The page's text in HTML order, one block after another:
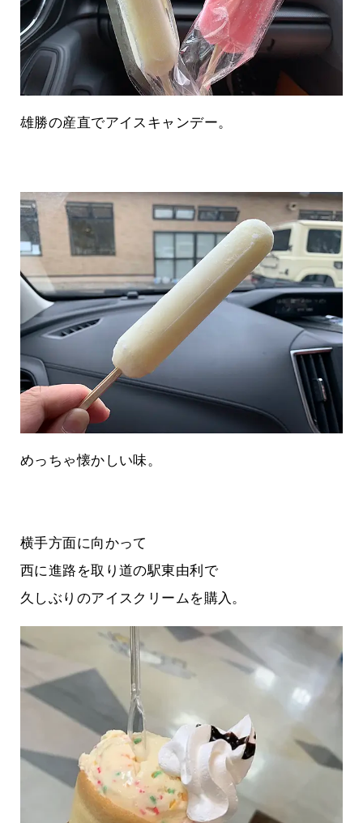
雄勝の産直でアイスキャンデー。
めっちゃ懐かしい味。
横手方面に向かって
西に進路を取り道の駅東由利で
久しぶりのアイスクリームを購入。